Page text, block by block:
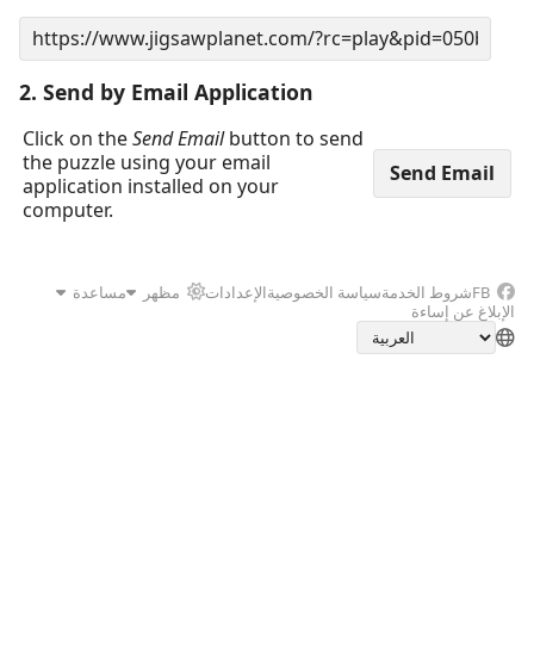
2. Send by Email Application
Click on theSend Emailbutton to send
the puzzle using your email
application installed on your
computer.
FBشروط الخدمةسياسة الخصوصيةالإعدادات مظهر
مساعدة
الإبلاغ عن إساءة